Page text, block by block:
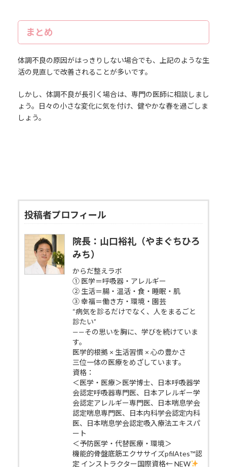
まとめ
体調不良の原因がはっきりしない場合でも、上記のような生
活の見直しで改善されることが多いです。
しかし、体調不良が長引く場合は、専門の医師に相談しまし
ょう。日々の小さな変化に気を付け、健やかな春を過ごしま
しょう。
投稿者プロフィール
院長：山口裕礼（やまぐちひろ
みち）
からだ整えラボ
① 医学＝呼吸器・アレルギー
② 生活＝腸・温活・食・睡眠・肌
③ 幸福＝働き方・環境・園芸
“病気を診るだけでなく、人をまるごと
診たい”
——その思いを胸に、学びを続けていま
す。
医学的根拠 × 生活習慣 × 心の豊かさ
三位一体の医療をめざしています。
資格：
＜医学・医療＞医学博士、日本呼吸器学
会認定呼吸器専門医、日本アレルギー学
会認定アレルギー専門医、日本喘息学会
認定喘息専門医、日本内科学会認定内科
医、日本喘息学会認定吸入療法エキスパ
ート
＜予防医学・代替医療・環境＞
機能的骨盤底筋エクササイズpfilAtes™認
定 インストラクター国際資格← NEW